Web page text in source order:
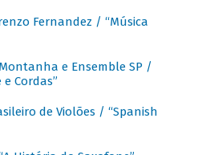
Fernandez / “Música
e Ensemble SP /
Cordas”
de Violões / “Spanish